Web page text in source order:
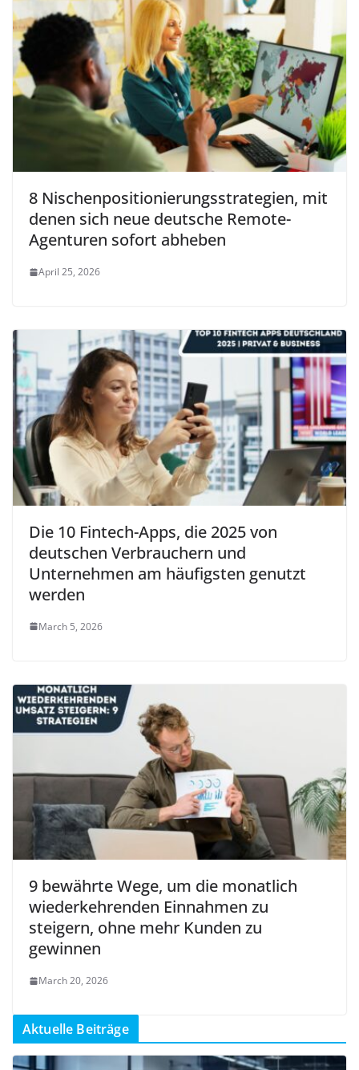
8 Nischenpositionierungsstrategien, mit
denen sich neue deutsche Remote-
Agenturen sofort abheben
April 25, 2026
Die 10 Fintech-Apps, die 2025 von
deutschen Verbrauchern und
Unternehmen am häufigsten genutzt
werden
March 5, 2026
9 bewährte Wege, um die monatlich
wiederkehrenden Einnahmen zu
steigern, ohne mehr Kunden zu
gewinnen
March 20, 2026
Aktuelle Beiträge